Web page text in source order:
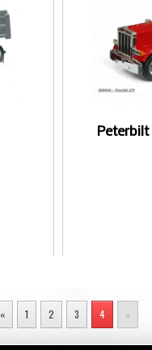
« 1 2 3 4 »